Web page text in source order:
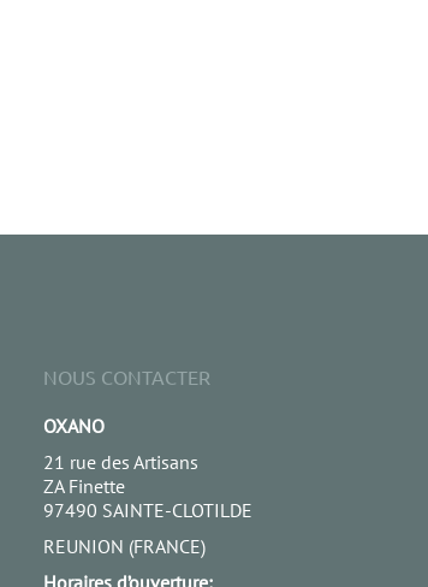
NOUS CONTACTER
OXANO
21 rue des Artisans
ZA Finette
97490 SAINTE-CLOTILDE
REUNION (FRANCE)
Horaires d’ouverture: